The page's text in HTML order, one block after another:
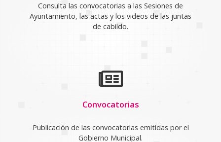
Consulta las convocatorias a las Sesiones de
Ayuntamiento, las actas y los videos de las juntas
de cabildo.
Convocatorias
Publicación de las convocatorias emitidas por el
Gobierno Municipal.